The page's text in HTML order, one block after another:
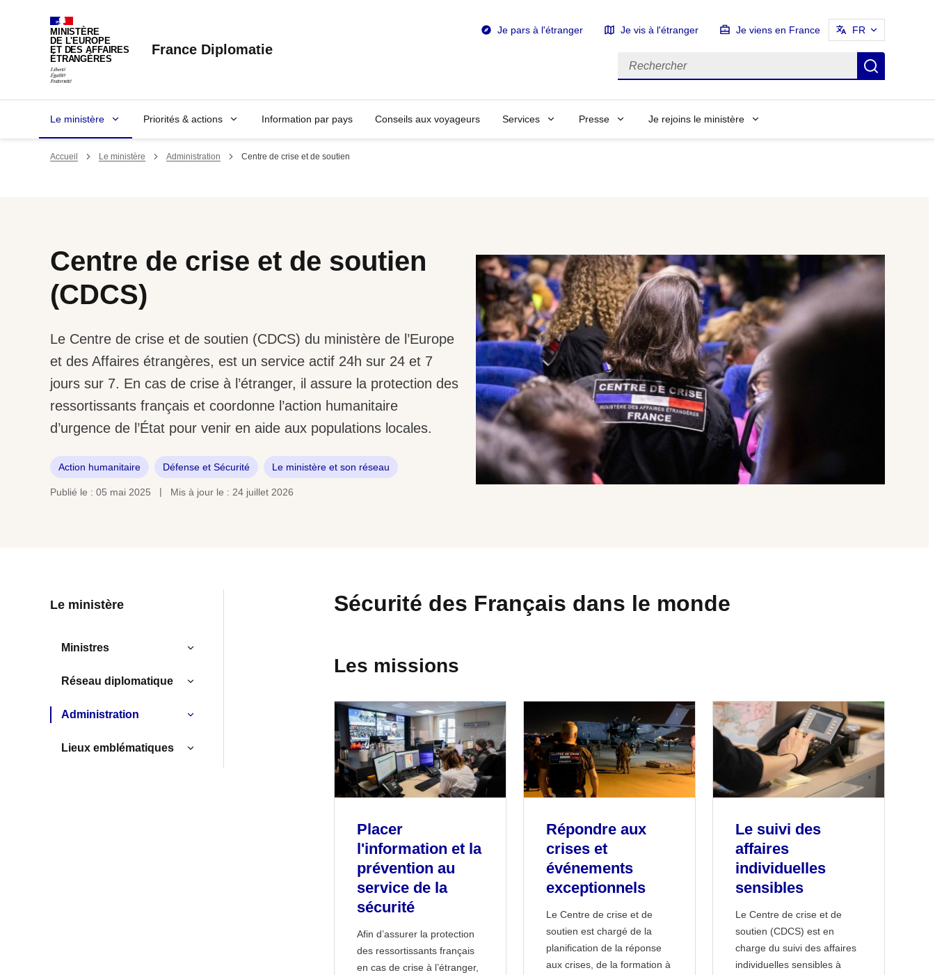
MINISTÈRE
DE L'EUROPE
ET DES AFFAIRES
ÉTRANGÈRES
France Diplomatie
Je pars à l'étranger Je vis à l'étranger Je viens en France FR
Rechercher
Le ministère Priorités & actions Information par pays Conseils aux voyageurs Services Presse Je rejoins le ministère
Accueil Le ministère Administration Centre de crise et de soutien
Centre de crise et de soutien
(CDCS)
Le Centre de crise et de soutien (CDCS) du ministère de l’Europe
et des Affaires étrangères, est un service actif 24h sur 24 et 7
jours sur 7. En cas de crise à l’étranger, il assure la protection des
ressortissants français et coordonne l’action humanitaire
d’urgence de l’État pour venir en aide aux populations locales.
Action humanitaire Défense et Sécurité Le ministère et son réseau
Publié le : 05 mai 2025 Mis à jour le : 24 juillet 2026
Le ministère
Ministres
Réseau diplomatique
Administration
Lieux emblématiques
Sécurité des Français dans le monde
Les missions
Placer
l'information et la
prévention au
service de la
sécurité
Afin d’assurer la protection
des ressortissants français
en cas de crise à l’étranger,
Répondre aux
crises et
événements
exceptionnels
Le Centre de crise et de
soutien est chargé de la
planification de la réponse
aux crises, de la formation à
Le suivi des
affaires
individuelles
sensibles
Le Centre de crise et de
soutien (CDCS) est en
charge du suivi des affaires
individuelles sensibles à